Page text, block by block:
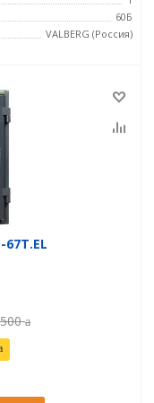
60Б
VALBERG (Россия)